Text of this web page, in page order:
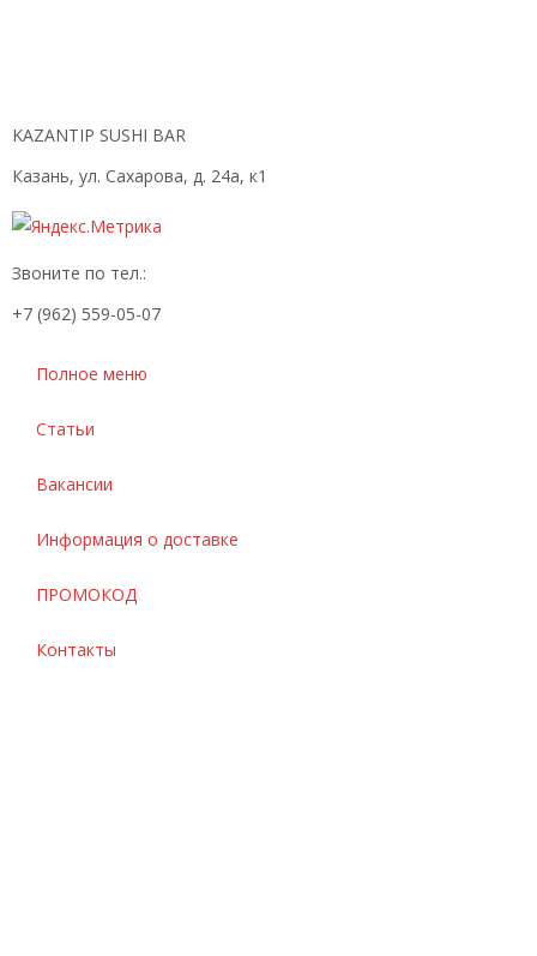
KAZANTIP SUSHI BAR
Казань, ул. Сахарова, д. 24а, к1
Звоните по тел.:
+7 (962) 559-05-07
Полное меню
Статьи
Вакансии
Информация о доставке
ПРОМОКОД
Контакты